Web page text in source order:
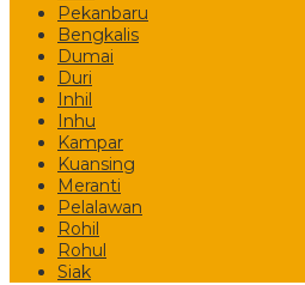
Pekanbaru
Bengkalis
Dumai
Duri
Inhil
Inhu
Kampar
Kuansing
Meranti
Pelalawan
Rohil
Rohul
Siak